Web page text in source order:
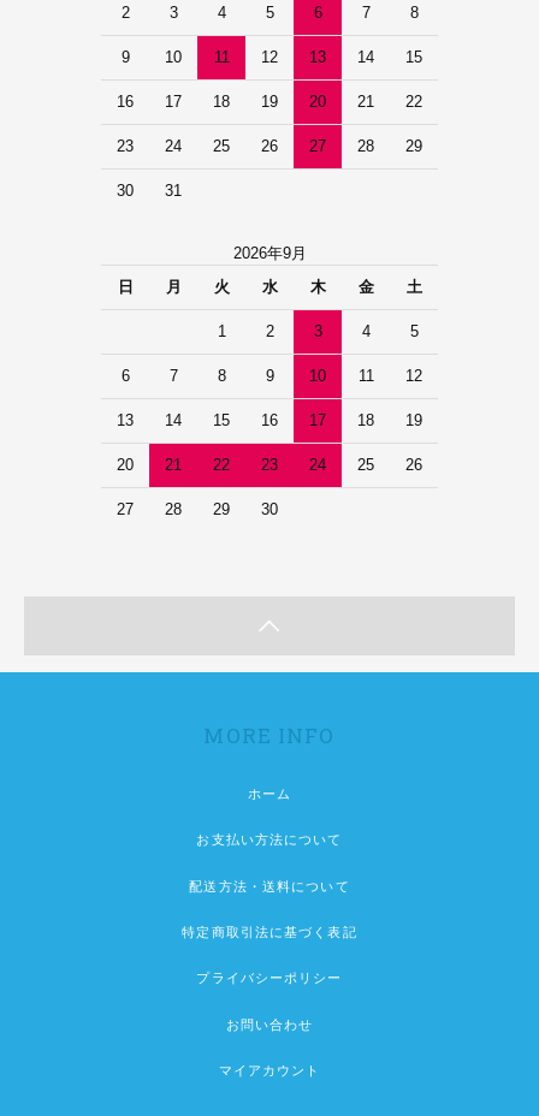
2 3 4 5 6 7 8
9 10 11 12 13 14 15
16 17 18 19 20 21 22
23 24 25 26 27 28 29
30 31
2026年9月
日
月 火 水 木 金 土
1 2 3 4 5
6 7 8 9 10 11 12
13 14 15 16 17 18 19
20 21 22 23 24 25 26
27 28 29 30
MORE INFO
ホーム
お支払い方法について
配送方法・送料について
特定商取引法に基づく表記
プライバシーポリシー
お問い合わせ
マイアカウント